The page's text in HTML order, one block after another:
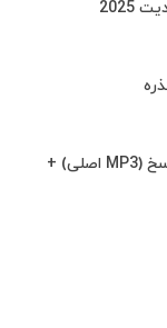
دانلود آهنگ مسعود جلیلیان و رامین تجنگی نسخ (MP3 اصلی) +